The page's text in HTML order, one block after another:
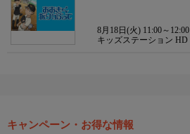
8月18日(火) 11:00～12:00
キッズステーション HD
キャンペーン・お得な情報